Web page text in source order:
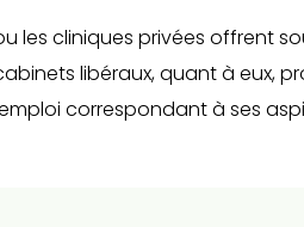
les cliniques privées offrent
libéraux, quant à eux,
correspondant à ses